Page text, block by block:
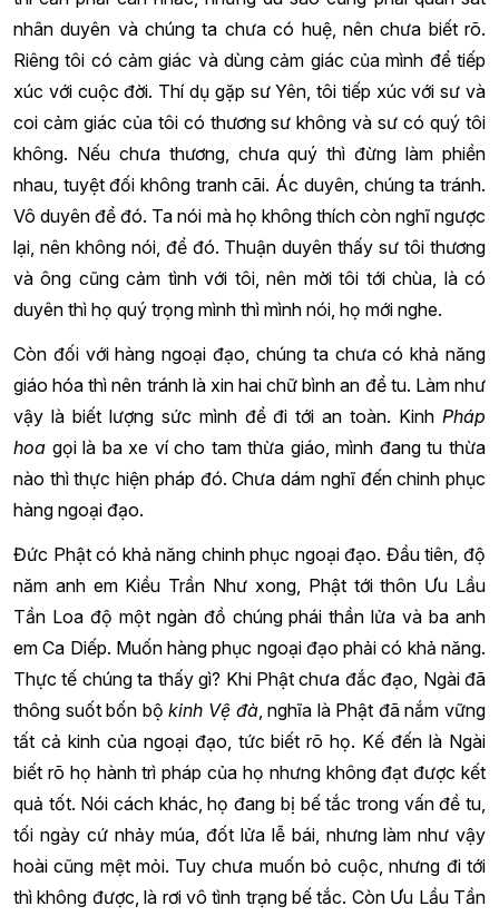
nhân duyên và chúng ta chưa có huệ, nên chưa biết rõ.
Riêng tôi có cảm giác và dùng cảm giác của mình để tiếp
xúc với cuộc đời. Thí dụ gặp sư Yên, tôi tiếp xúc với sư và
coi cảm giác của tôi có thương sư không và sư có quý tôi
không. Nếu chưa thương, chưa quý thì đừng làm phiền
nhau, tuyệt đối không tranh cãi. Ác duyên, chúng ta tránh.
Vô duyên để đó. Ta nói mà họ không thích còn nghĩ ngược
lại, nên không nói, để đó. Thuận duyên thấy sư tôi thương
và ông cũng cảm tình với tôi, nên mời tôi tới chùa, là có
duyên thì họ quý trọng mình thì mình nói, họ mới nghe.
Còn đối với hàng ngoại đạo, chúng ta chưa có khả năng
giáo hóa thì nên tránh là xin hai chữ bình an để tu. Làm như
vậy là biết lượng sức mình để đi tới an toàn. Kinh Pháp
hoa gọi là ba xe ví cho tam thừa giáo, mình đang tu thừa
nào thì thực hiện pháp đó. Chưa dám nghĩ đến chinh phục
hàng ngoại đạo.
Đức Phật có khả năng chinh phục ngoại đạo. Đầu tiên, độ
năm anh em Kiều Trần Như xong, Phật tới thôn Ưu Lầu
Tần Loa độ một ngàn đồ chúng phái thần lửa và ba anh
em Ca Diếp. Muốn hàng phục ngoại đạo phải có khả năng.
Thực tế chúng ta thấy gì? Khi Phật chưa đắc đạo, Ngài đã
thông suốt bốn bộkinh Vệ đà, nghĩa là Phật đã nắm vững
tất cả kinh của ngoại đạo, tức biết rõ họ. Kế đến là Ngài
biết rõ họ hành trì pháp của họ nhưng không đạt được kết
quả tốt. Nói cách khác, họ đang bị bế tắc trong vấn đề tu,
tối ngày cứ nhảy múa, đốt lửa lễ bái, nhưng làm như vậy
hoài cũng mệt mỏi. Tuy chưa muốn bỏ cuộc, nhưng đi tới
thì không được, là rơi vô tình trạng bế tắc. Còn Ưu Lầu Tần